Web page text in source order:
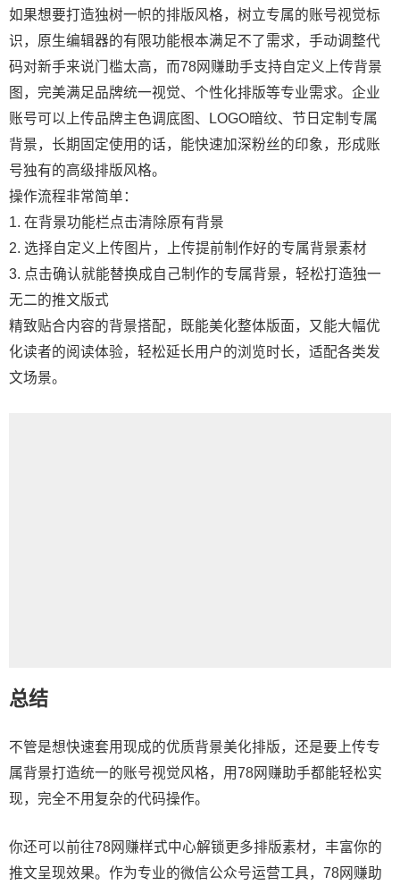
如果想要打造独树一帜的排版风格，树立专属的账号视觉标
识，原生编辑器的有限功能根本满足不了需求，手动调整代
码对新手来说门槛太高，而78网赚助手支持自定义上传背景
图，完美满足品牌统一视觉、个性化排版等专业需求。企业
账号可以上传品牌主色调底图、LOGO暗纹、节日定制专属
背景，长期固定使用的话，能快速加深粉丝的印象，形成账
号独有的高级排版风格。
操作流程非常简单：
1. 在背景功能栏点击清除原有背景
2. 选择自定义上传图片，上传提前制作好的专属背景素材
3. 点击确认就能替换成自己制作的专属背景，轻松打造独一
无二的推文版式
精致贴合内容的背景搭配，既能美化整体版面，又能大幅优
化读者的阅读体验，轻松延长用户的浏览时长，适配各类发
文场景。
总结
不管是想快速套用现成的优质背景美化排版，还是要上传专
属背景打造统一的账号视觉风格，用78网赚助手都能轻松实
现，完全不用复杂的代码操作。
你还可以前往78网赚样式中心解锁更多排版素材，丰富你的
推文呈现效果。作为专业的微信公众号运营工具，78网赚助